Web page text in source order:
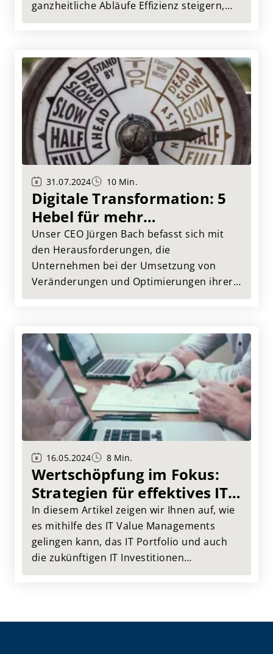
ganzheitliche Abläufe Effizienz steigern,
Kosten senken und Wettbewerbsvorteile
Implementierung in verschiedenen
Branchen.
31.07.2024 10 Min.
Digitale Transformation: 5
Hebel für mehr
Wirksamkeit
Unser CEO Jürgen Bach befasst sich mit
den Herausforderungen, die
Unternehmen bei der Umsetzung von
Veränderungen und Optimierungen ihrer
Prozesse häufig begegnen. Er identifiziert
erhöhen.
16.05.2024 8 Min.
Wertschöpfung im Fokus:
Strategien für effektives IT
Value Management
In diesem Artikel zeigen wir Ihnen auf, wie
es mithilfe des IT Value Managements
gelingen kann, das IT Portfolio und auch
die zukünftigen IT Investitionen
dahingehend auszuwählen sowie zu